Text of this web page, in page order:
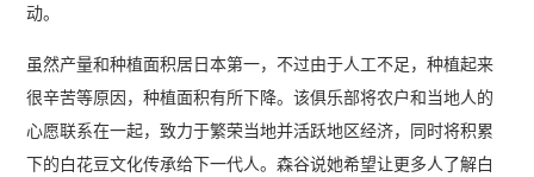
动。
虽然产量和种植面积居日本第一，不过由于人工不足，种植起来
很辛苦等原因，种植面积有所下降。该俱乐部将农户和当地人的
心愿联系在一起，致力于繁荣当地并活跃地区经济，同时将积累
下的白花豆文化传承给下一代人。森谷说她希望让更多人了解白